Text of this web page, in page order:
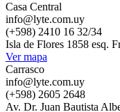
Casa Central
info@lyte.com.uy
(+598) 2410 16 32/34
Isla de Flores 1858 esq.
Ver mapa
Carrasco
info@lyte.com.uy
(+598) 2605 2648
Av. Dr. Juan Bautista